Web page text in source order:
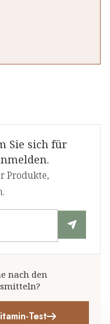
Sie sich für
Produkte,
nach den
Test